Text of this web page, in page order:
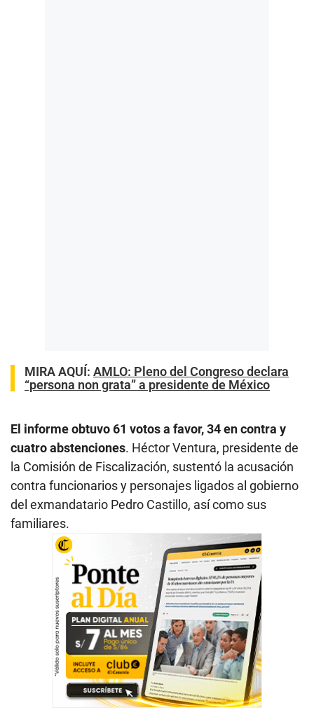
MIRA AQUÍ: AMLO: Pleno del Congreso declara
“persona non grata” a presidente de México
El informe obtuvo 61 votos a favor, 34 en contra y
cuatro abstenciones. Héctor Ventura, presidente de
la Comisión de Fiscalización, sustentó la acusación
contra funcionarios y personajes ligados al gobierno
del exmandatario Pedro Castillo, así como sus
familiares.